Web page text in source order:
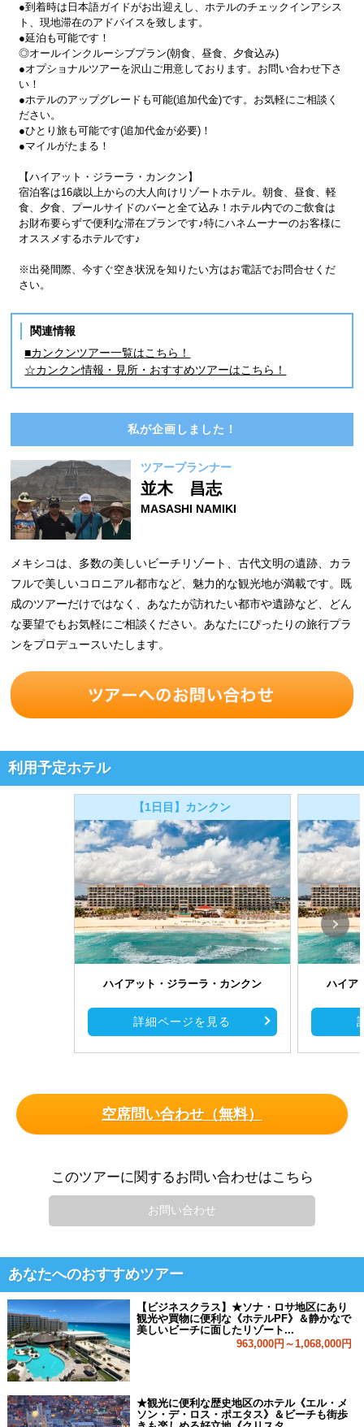
●到着時は日本語ガイドがお出迎えし、ホテルのチェックインアシス
ト、現地滞在のアドバイスを致します。
●延泊も可能です！
◎オールインクルーシブプラン(朝食、昼食、夕食込み)
●オプショナルツアーを沢山ご用意しております。お問い合わせ下さ
い！
●ホテルのアップグレードも可能(追加代金)です。お気軽にご相談く
ださい。
●ひとり旅も可能です(追加代金が必要)！
●マイルがたまる！
【ハイアット・ジラーラ・カンクン】
宿泊客は16歳以上からの大人向けリゾートホテル。朝食、昼食、軽
食、夕食、プールサイドのバーと全て込み！ホテル内でのご飲食は
お財布要らずで便利な滞在プランです♪特にハネムーナーのお客様に
オススメするホテルです♪
※出発間際、今すぐ空き状況を知りたい方はお電話でお問合せくだ
さい。
関連情報
■カンクンツアー一覧はこちら！
☆カンクン情報・見所・おすすめツアーはこちら！
私が企画しました！
ツアープランナー
並木 昌志
MASASHI NAMIKI
メキシコは、多数の美しいビーチリゾート、古代文明の遺跡、カラ
フルで美しいコロニアル都市など、魅力的な観光地が満載です。既
成のツアーだけではなく、あなたが訪れたい都市や遺跡など、どん
な要望でもお気軽にご相談ください。あなたにぴったりの旅行プラ
ンをプロデュースいたします。
利用予定ホテル
【1日目】カンクン
ハイアット・ジラーラ・カンクン
詳細ページを見る
ハイア
空席問い合わせ（無料）
このツアーに関するお問い合わせはこちら
お問い合わせ
あなたへのおすすめツアー
【ビジネスクラス】★ソナ・ロサ地区にあり
観光や買物に便利な《ホテルPF》＆静かなで
美しいビーチに面したリゾート...
963,000円～1,068,000円
★観光に便利な歴史地区のホテル《エル・メ
ソン・デ・ロス・ポエタス》＆ビーチも街歩